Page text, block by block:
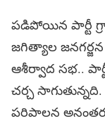
పడిపోయిన పార్టీ
జగిత్యాల
ఆశీర్వాద సభ..
చర్చ సాగుతున్నది.
పరిపాలన